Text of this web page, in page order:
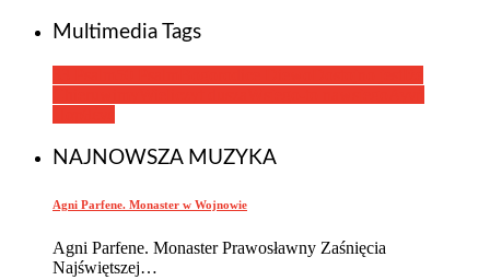
Multimedia Tags
NAJNOWSZA MUZYKA
Agni Parfene. Monaster w Wojnowie
Agni Parfene. Monaster Prawosławny Zaśnięcia
Najświętszej…